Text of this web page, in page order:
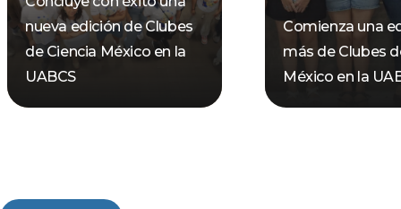
nueva edición de Clubes
de Ciencia México en la
UABCS
Comienza una
más de Clubes
México en la